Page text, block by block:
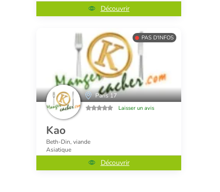
Découvrir
PAS D'INFOS
Paris 17
Laisser un avis
Kao
Beth-Din, viande
Asiatique
Découvrir